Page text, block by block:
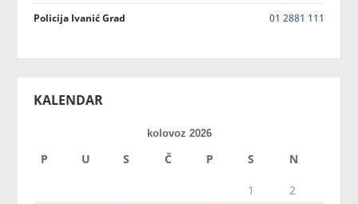
Policija Ivanić Grad 01 2881 111
KALENDAR
kolovoz 2026
P U S Č P S N
1
2